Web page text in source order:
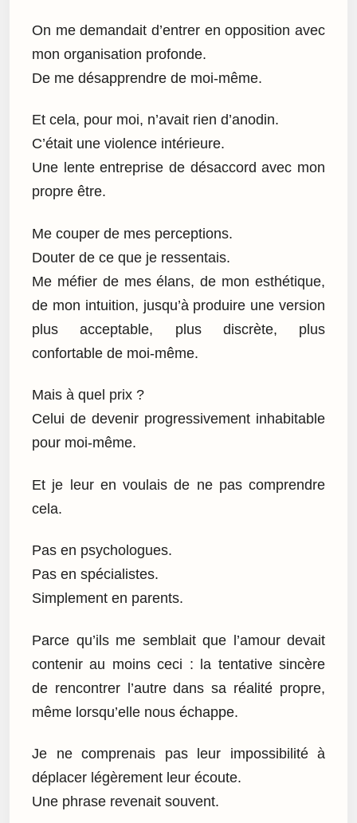
On me demandait d’entrer en opposition avec
mon organisation profonde.
De me désapprendre de moi-même.
Et cela, pour moi, n’avait rien d’anodin.
C’était une violence intérieure.
Une lente entreprise de désaccord avec mon
propre être.
Me couper de mes perceptions.
Douter de ce que je ressentais.
Me méfier de mes élans, de mon esthétique,
de mon intuition, jusqu’à produire une version
plus acceptable, plus discrète, plus
confortable de moi-même.
Mais à quel prix ?
Celui de devenir progressivement inhabitable
pour moi-même.
Et je leur en voulais de ne pas comprendre
cela.
Pas en psychologues.
Pas en spécialistes.
Simplement en parents.
Parce qu’ils me semblait que l’amour devait
contenir au moins ceci : la tentative sincère
de rencontrer l’autre dans sa réalité propre,
même lorsqu’elle nous échappe.
Je ne comprenais pas leur impossibilité à
déplacer légèrement leur écoute.
Une phrase revenait souvent.